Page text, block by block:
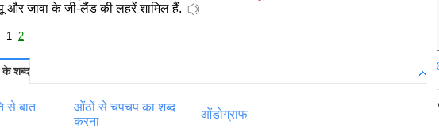
और जावा के जी-लैंड की लहरें शामिल हैं.
1 2
शब्द
से बात
ओंठों से चपचप का शब्द
करना
ओंडोग्राफ